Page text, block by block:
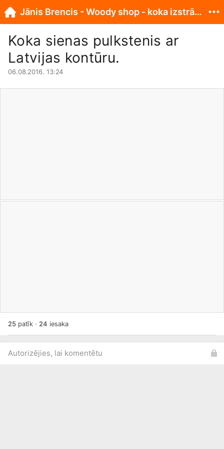
Koka sienas pulkstenis ar
Latvijas kontūru.
06.08.2016. 13:24
25patīk · 24 iesaka
Autorizējies, lai komentētu
Jānis Brencis - Woody shop - koka izstrādājumi